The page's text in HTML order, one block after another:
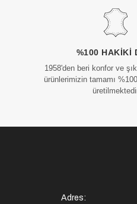
%100 HAKIKI
1958'den beri konfor ve
ürünlerimizin tamamı
Adres: